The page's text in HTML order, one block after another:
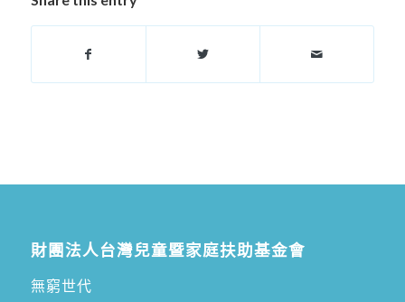
財團法人台灣兒童暨家庭扶助基金會
無窮世代